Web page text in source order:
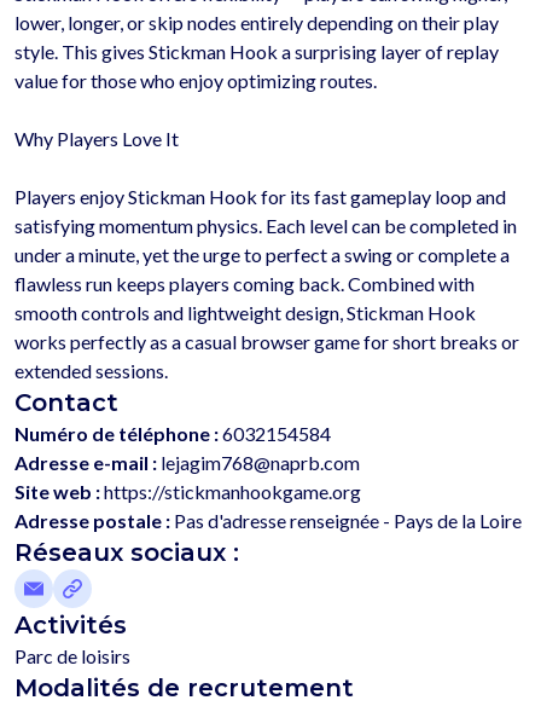
lower, longer, or skip nodes entirely depending on their play
style. This gives Stickman Hook a surprising layer of replay
value for those who enjoy optimizing routes.
Why Players Love It
Players enjoy Stickman Hook for its fast gameplay loop and
satisfying momentum physics. Each level can be completed in
under a minute, yet the urge to perfect a swing or complete a
flawless run keeps players coming back. Combined with
smooth controls and lightweight design, Stickman Hook
works perfectly as a casual browser game for short breaks or
Contact
Numéro de téléphone :6032154584
Adresse e-mail : lejagim768@naprb.com
Site web :https://stickmanhookgame.org
Adresse postale : Pas d'adresse renseignée - Pays de la Loire
Réseaux sociaux :
Activités
Parc de loisirs
Modalités de recrutement